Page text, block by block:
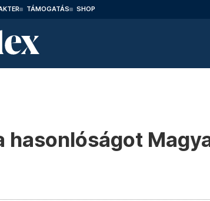
TÁMOGATÁS SHOP
hasonlóságot